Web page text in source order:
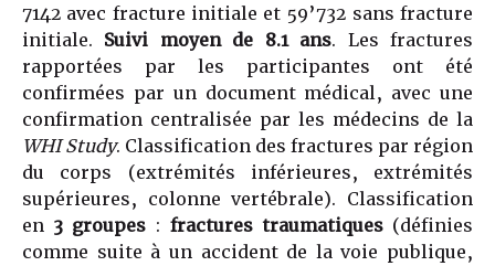
7142 avec fracture initiale et 59’732 sans fracture
initiale. Suivi moyen de 8.1 ans. Les fractures
rapportées par les participantes ont été
confirmées par un document médical, avec une
confirmation centralisée par les médecins de la
WHI Study. Classification des fractures par région
du corps (extrémités inférieures, extrémités
supérieures, colonne vertébrale). Classification
en 3 groupes : fractures traumatiques (définies
comme suite à un accident de la voie publique,